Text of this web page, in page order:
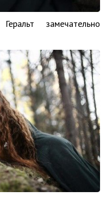
замечательно